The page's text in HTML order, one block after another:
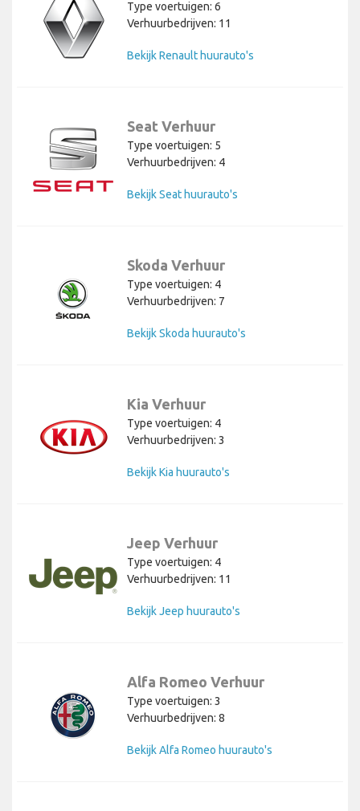
Type voertuigen: 6
Verhuurbedrijven: 11
Bekijk Renault huurauto's
Seat Verhuur
Type voertuigen: 5
Verhuurbedrijven: 4
Bekijk Seat huurauto's
Skoda Verhuur
Type voertuigen: 4
Verhuurbedrijven: 7
Bekijk Skoda huurauto's
Kia Verhuur
Type voertuigen: 4
Verhuurbedrijven: 3
Bekijk Kia huurauto's
Jeep Verhuur
Type voertuigen: 4
Verhuurbedrijven: 11
Bekijk Jeep huurauto's
Alfa Romeo Verhuur
Type voertuigen: 3
Verhuurbedrijven: 8
Bekijk Alfa Romeo huurauto's